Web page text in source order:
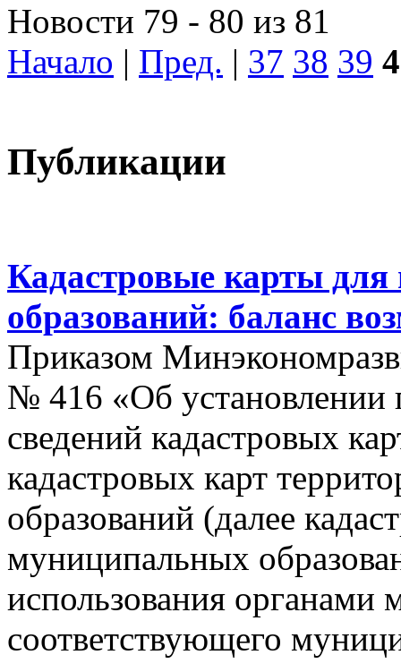
Новости 79 - 80 из 81
Начало | Пред. | 37 38 39
Публикации
Кадастровые карты
образований: баланс
Приказом
№ 416 «Об установлении
сведений кадастровых
кадастровых карт
образований (далее
муниципальных
использования органами
соответствующего